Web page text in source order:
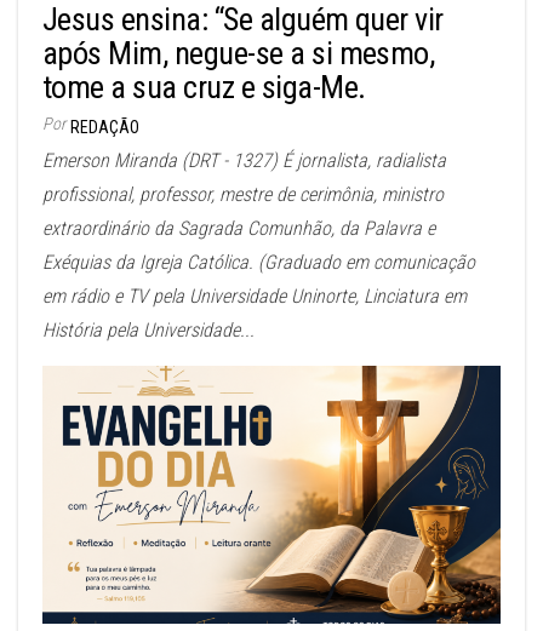
Jesus ensina: “Se alguém quer vir
após Mim, negue-se a si mesmo,
tome a sua cruz e siga-Me.
Por REDAÇÃO
Emerson Miranda (DRT - 1327) É jornalista, radialista
profissional, professor, mestre de cerimônia, ministro
extraordinário da Sagrada Comunhão, da Palavra e
Exéquias da Igreja Católica. (Graduado em comunicação
em rádio e TV pela Universidade Uninorte, Linciatura em
História pela Universidade...